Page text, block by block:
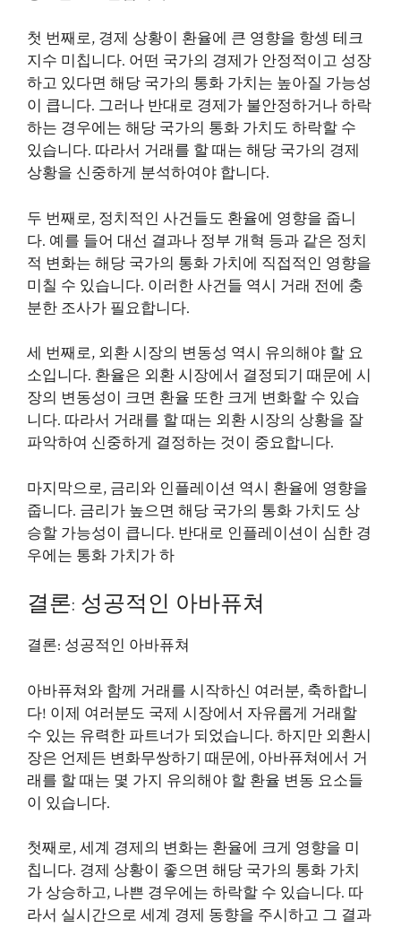
첫 번째로, 경제 상황이 환율에 큰 영향을 항셍 테크
지수 미칩니다. 어떤 국가의 경제가 안정적이고 성장
하고 있다면 해당 국가의 통화 가치는 높아질 가능성
이 큽니다. 그러나 반대로 경제가 불안정하거나 하락
하는 경우에는 해당 국가의 통화 가치도 하락할 수
있습니다. 따라서 거래를 할 때는 해당 국가의 경제
상황을 신중하게 분석하여야 합니다.
두 번째로, 정치적인 사건들도 환율에 영향을 줍니
다. 예를 들어 대선 결과나 정부 개혁 등과 같은 정치
적 변화는 해당 국가의 통화 가치에 직접적인 영향을
미칠 수 있습니다. 이러한 사건들 역시 거래 전에 충
분한 조사가 필요합니다.
세 번째로, 외환 시장의 변동성 역시 유의해야 할 요
소입니다. 환율은 외환 시장에서 결정되기 때문에 시
장의 변동성이 크면 환율 또한 크게 변화할 수 있습
니다. 따라서 거래를 할 때는 외환 시장의 상황을 잘
파악하여 신중하게 결정하는 것이 중요합니다.
마지막으로, 금리와 인플레이션 역시 환율에 영향을
줍니다. 금리가 높으면 해당 국가의 통화 가치도 상
승할 가능성이 큽니다. 반대로 인플레이션이 심한 경
우에는 통화 가치가 하
결론: 성공적인 아바퓨쳐
결론: 성공적인 아바퓨쳐
아바퓨쳐와 함께 거래를 시작하신 여러분, 축하합니
다! 이제 여러분도 국제 시장에서 자유롭게 거래할
수 있는 유력한 파트너가 되었습니다. 하지만 외환시
장은 언제든 변화무쌍하기 때문에, 아바퓨쳐에서 거
래를 할 때는 몇 가지 유의해야 할 환율 변동 요소들
이 있습니다.
첫째로, 세계 경제의 변화는 환율에 크게 영향을 미
칩니다. 경제 상황이 좋으면 해당 국가의 통화 가치
가 상승하고, 나쁜 경우에는 하락할 수 있습니다. 따
라서 실시간으로 세계 경제 동향을 주시하고 그 결과